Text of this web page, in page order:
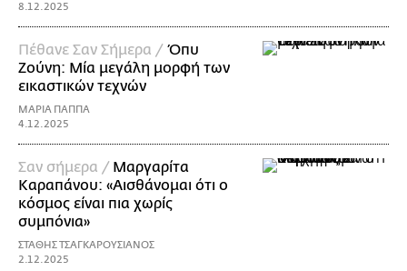
8.12.2025
Πέθανε Σαν Σήμερα /Όπυ
Ζούνη: Μία μεγάλη μορφή των
εικαστικών τεχνών
ΜΑΡΙΑ ΠΑΠΠΑ
4.12.2025
Σαν σήμερα / Μαργαρίτα
Καραπάνου: «Αισθάνομαι ότι ο
κόσμος είναι πια χωρίς
συμπόνια»
ΣΤΑΘΗΣ ΤΣΑΓΚΑΡΟΥΣΙΑΝΟΣ
2.12.2025